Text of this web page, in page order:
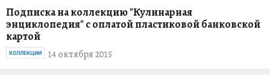
Подписка на коллекцию "Кулинарная
энциклопедия" с оплатой пластиковой банковской
картой
14 октября 2015
КОЛЛЕКЦИИ